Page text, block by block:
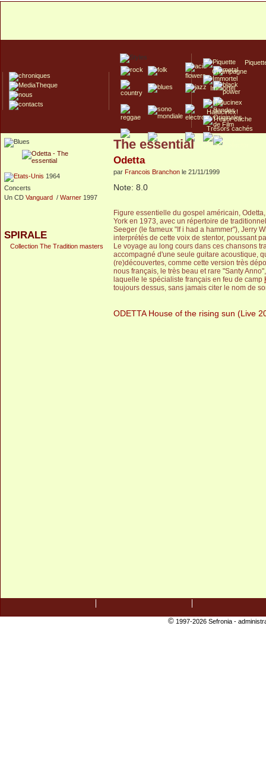
Champagne
Immortel
Hallucinex!
Trésors cachés
Culte/Collector
1964
Concerts
Un CD Vanguard / Warner 1997
SPIRALE
Collection The Tradition masters
The essential
Odetta
par Francois Branchon le 21/11/1999
Note: 8.0
Figure essentielle du gospel américain,
York en 1973, avec un répertoire de
Seeger (le fameux "If i had a hammer"), Jerry
interprétés de cette voix de stentor, poussant
Le voyage au long cours dans ces chansons
accompagné d'une seule guitare acoustique,
(re)découvertes, comme cette version très
nous français, le très beau et rare "Santy
laquelle le spécialiste français en feu de camp
toujours dessus, sans jamais citer le nom de
ODETTA House of the rising sun (Live
©1997-2026 Sefronia -